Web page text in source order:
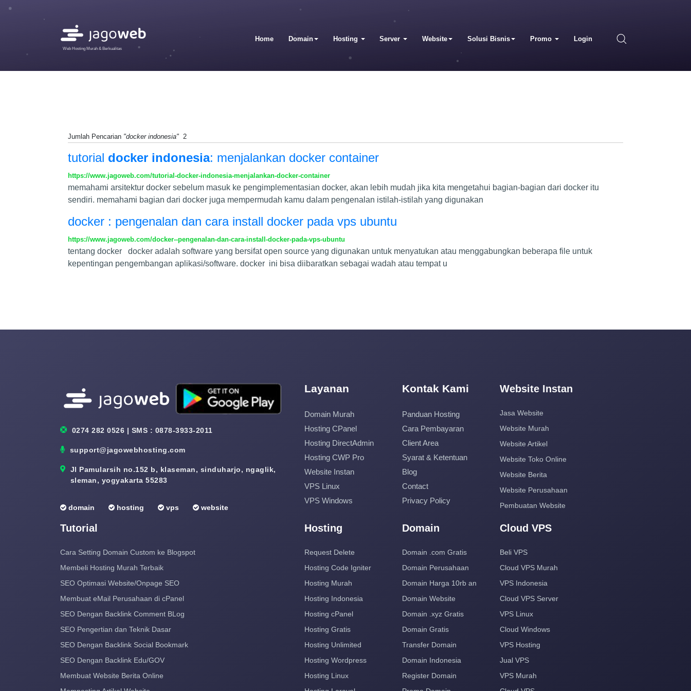
Web Hosting Murah & Berkualitas
Home Domain Hosting Server Website Solusi Bisnis Promo Login
Jumlah Pencarian "docker indonesia" 2
tutorial docker indonesia: menjalankan docker container
https://www.jagoweb.com/tutorial-docker-indonesia-menjalankan-docker-container
memahami arsitektur docker sebelum masuk ke pengimplementasian docker, akan lebih mudah jika kita mengetahui bagian-bagian dari docker itu
sendiri. memahami bagian dari docker juga mempermudah kamu dalam pengenalan istilah-istilah yang digunakan
docker : pengenalan dan cara install docker pada vps ubuntu
https://www.jagoweb.com/docker--pengenalan-dan-cara-install-docker-pada-vps-ubuntu
tentang docker docker adalah software yang bersifat open source yang digunakan untuk menyatukan atau menggabungkan beberapa file untuk
kepentingan pengembangan aplikasi/software. docker ini bisa diibaratkan sebagai wadah atau tempat u
0274 282 0526 | SMS : 0878-3933-2011
support@jagowebhosting.com
Jl Pamularsih no.152 b, klaseman, sinduharjo, ngaglik,
sleman, yogyakarta 55283
domain hosting vps website
Layanan
Domain Murah
Hosting CPanel
Hosting DirectAdmin
Hosting CWP Pro
Website Instan
VPS Linux
VPS Windows
Kontak Kami
Panduan Hosting
Cara Pembayaran
Client Area
Syarat & Ketentuan
Blog
Contact
Privacy Policy
Website Instan
Jasa Website
Website Murah
Website Artikel
Website Toko Online
Website Berita
Website Perusahaan
Pembuatan Website
Tutorial
Cara Setting Domain Custom ke Blogspot
Membeli Hosting Murah Terbaik
SEO Optimasi Website/Onpage SEO
Membuat eMail Perusahaan di cPanel
SEO Dengan Backlink Comment BLog
SEO Pengertian dan Teknik Dasar
SEO Dengan Backlink Social Bookmark
SEO Dengan Backlink Edu/GOV
Membuat Website Berita Online
Hosting
Request Delete
Hosting Code Igniter
Hosting Murah
Hosting Indonesia
Hosting cPanel
Hosting Gratis
Hosting Unlimited
Hosting Wordpress
Hosting Linux
Domain
Domain .com Gratis
Domain Perusahaan
Domain Harga 10rb an
Domain Website
Domain .xyz Gratis
Domain Gratis
Transfer Domain
Domain Indonesia
Register Domain
Cloud VPS
Beli VPS
Cloud VPS Murah
VPS Indonesia
Cloud VPS Server
VPS Linux
Cloud Windows
VPS Hosting
Jual VPS
VPS Murah